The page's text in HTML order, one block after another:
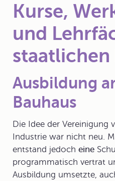
Kurse,
und
staatlichen
Ausbildung
Bauhaus
Die Idee der Vereinigung
Industrie war nicht neu.
entstand jedoch eine
programmatisch vertrat
Ausbildung umsetzte,